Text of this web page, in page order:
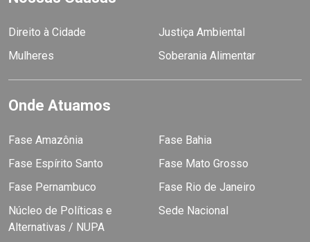
Direito à Cidade
Justiça Ambiental
Mulheres
Soberania Alimentar
Onde Atuamos
Fase Amazônia
Fase Bahia
Fase Espírito Santo
Fase Mato Grosso
Fase Pernambuco
Fase Rio de Janeiro
Núcleo de Políticas e
Alternativas / NUPA
Sede Nacional